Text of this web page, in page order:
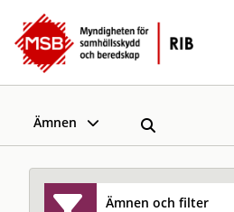
Ämnen
Ämnen och filter